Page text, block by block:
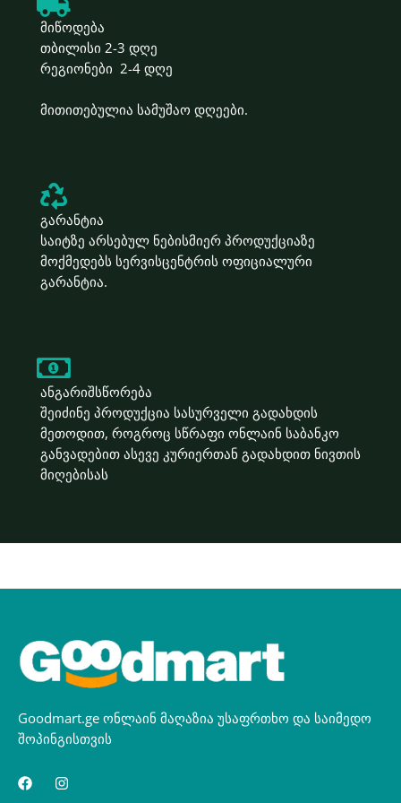
მიწოდება
თბილისი 2-3 დღე
რეგიონები 2-4 დღე
მითითებულია სამუშაო დღეები.
გარანტია
საიტზე არსებულ ნებისმიერ პროდუქციაზე
მოქმედებს სერვისცენტრის ოფიციალური
გარანტია.
ანგარიშსწორება
შეიძინე პროდუქცია სასურველი გადახდის
მეთოდით, როგროც სწრაფი ონლაინ საბანკო
განვადებით ასევე კურიერთან გადახდით ნივთის
მიღებისას
Goodmart.ge ონლაინ მაღაზია უსაფრთხო და საიმედო
შოპინგისთვის